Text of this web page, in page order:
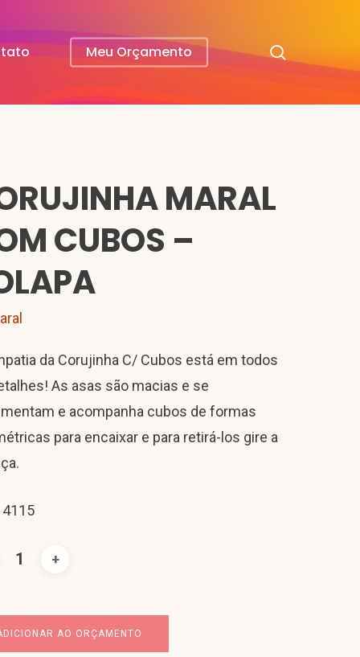
Meu Orçamento
MARAL
CUBOS –
da Corujinha C/ Cubos está em todos
As asas são macias e se
e acompanha cubos de formas
para encaixar e para retirá-los gire a
4115
AO ORÇAMENTO